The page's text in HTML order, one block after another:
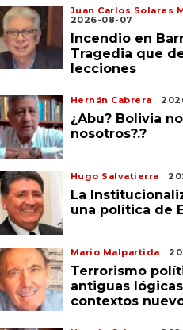
Juan Carlos Solares
2026-08-07
Incendio en
Tragedia que
lecciones
Hernán Cabrera
¿Abu? Bolivia
nosotros?.?
Hugo Salvatierra
La
una política de
Mario Malpartida
Terrorismo
antiguas
contextos